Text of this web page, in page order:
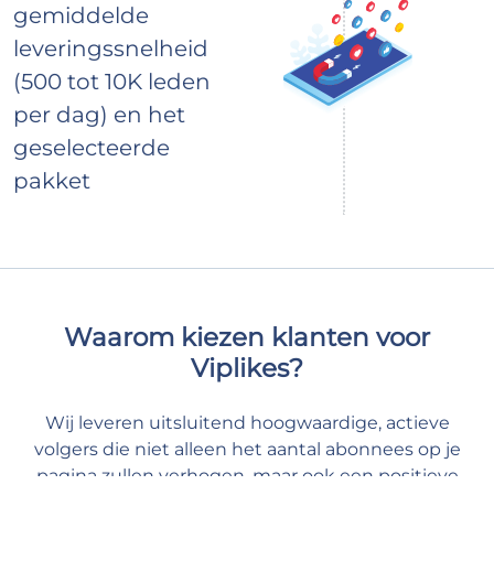
gemiddelde
leveringssnelheid
(500 tot 10K leden
per dag) en het
geselecteerde
pakket
Waarom kiezen klanten voor
Viplikes?
Wij leveren uitsluitend hoogwaardige, actieve
volgers die niet alleen het aantal abonnees op je
pagina zullen verhogen, maar ook een positieve